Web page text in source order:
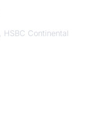
Continental